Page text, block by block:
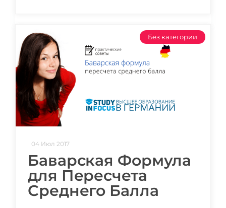
Без категории
04 Июл 2017
Баварская Формула
для Пересчета
Среднего Балла